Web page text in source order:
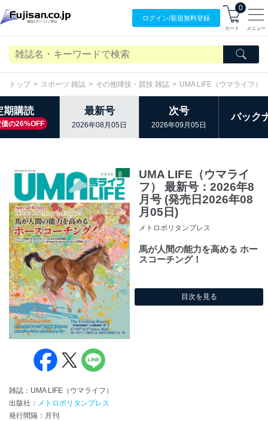
ログイン/新規無料登録
0
カート メニュー
トップ スポーツ 雑誌 その他球技・競技 雑誌 UMA LIFE（ウマライフ）
期購読
の26%OFF
最新号
2026年08月05日
次号
2026年09月05日
バック
雑誌：UMA LIFE（ウマライフ）
出版社： メトロポリタンプレス
発行間隔：月刊
UMA LIFE（ウマライ
フ） 最新号：2026年8
月号 (発売日2026年08
月05日)
メトロポリタンプレス
馬が人間の能力を高める ホー
スコーチング！
目次を見る